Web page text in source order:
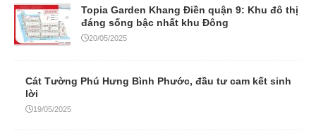
Topia Garden Khang Điền quận 9: Khu đô thị
đáng sống bậc nhất khu Đông
20/05/2025
Cát Tường Phú Hưng Bình Phước, đầu tư cam kết sinh
lời
19/05/2025